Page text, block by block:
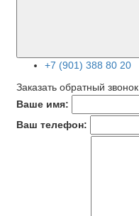
+7 (901) 388 80 20
Заказать обратный звонок
Ваше имя:
Ваш телефон: